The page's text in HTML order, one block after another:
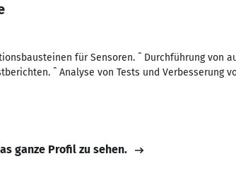
für Sensoren. ˆ Durchführung von
ˆ Analyse von Tests und Verbesserung
ganze Profil zu sehen.